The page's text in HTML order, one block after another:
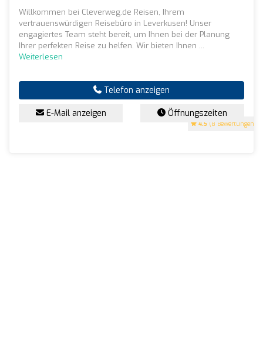
4.5 (8 Bewertungen)
Willkommen bei Cleverweg.de Reisen, Ihrem
vertrauenswürdigen Reisebüro in Leverkusen! Unser
engagiertes Team steht bereit, um Ihnen bei der Planung
Ihrer perfekten Reise zu helfen. Wir bieten Ihnen ...
Weiterlesen
Telefon anzeigen
E-Mail anzeigen Öffnungszeiten